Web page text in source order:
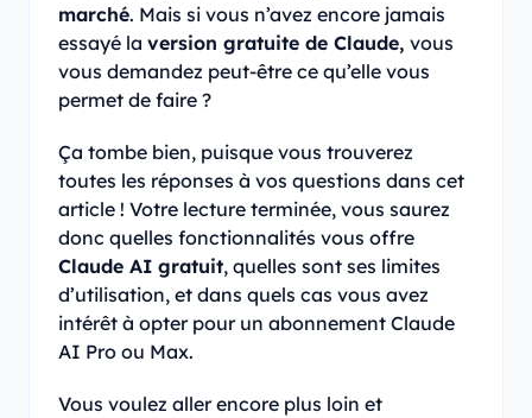
marché. Mais si vous n’avez encore jamais
essayé la version gratuite de Claude, vous
vous demandez peut-être ce qu’elle vous
permet de faire ?
Ça tombe bien, puisque vous trouverez
toutes les réponses à vos questions dans cet
article ! Votre lecture terminée, vous saurez
donc quelles fonctionnalités vous offre
Claude AI gratuit, quelles sont ses limites
d’utilisation, et dans quels cas vous avez
intérêt à opter pour un abonnement Claude
AI Pro ou Max.
Vous voulez aller encore plus loin et